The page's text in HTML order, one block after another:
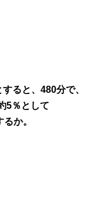
ると、480分で、
5％として
か。